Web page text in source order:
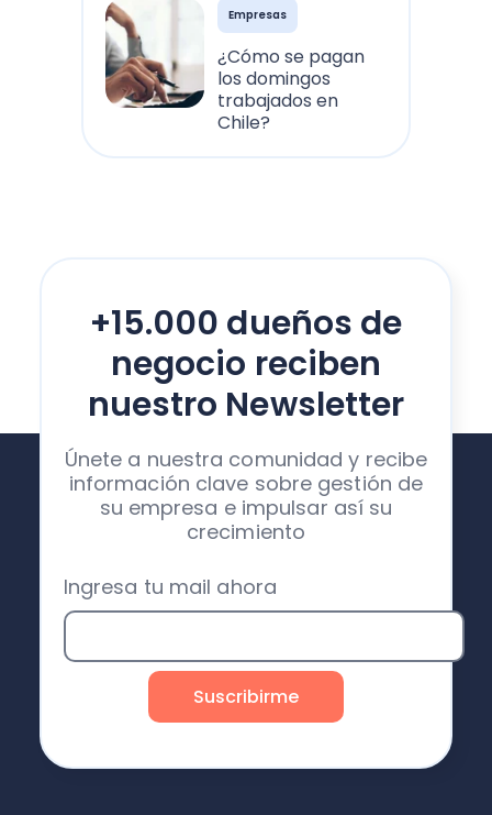
Empresas
¿Cómo se pagan
los domingos
trabajados en
Chile?
+15.000 dueños de
negocio reciben
nuestro Newsletter
Únete a nuestra comunidad y recibe
información clave sobre gestión de
su empresa e impulsar así su
crecimiento
Ingresa tu mail ahora